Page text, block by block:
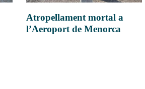
Atropellament mortal a
l’Aeroport de Menorca